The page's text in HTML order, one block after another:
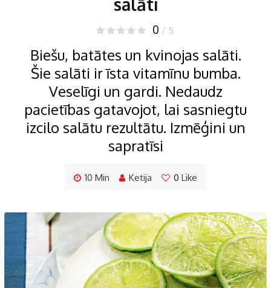
salāti
0 / 5
Biešu, batātes un kvinojas salāti.
Šie salāti ir īsta vitamīnu bumba.
Veselīgi un gardi. Nedaudz
pacietības gatavojot, lai sasniegtu
izcilo salātu rezultātu. Izmēģini un
sapratīsi
10 Min Ketija 0 Like